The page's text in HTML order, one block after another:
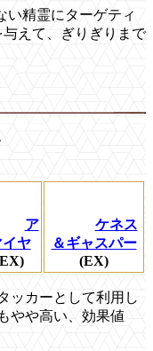
い精霊にターゲティ
えて、ぎりぎりまで
ア
イヤ
ケネス
＆ギャスパー
(EX)
ッカーとして利用し
やや高い、効果値